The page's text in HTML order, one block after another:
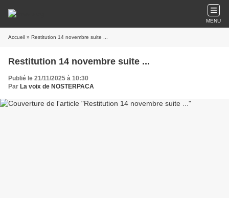
MENU
Accueil » Restitution 14 novembre suite ...
Restitution 14 novembre suite ...
Publié le 21/11/2025 à 10:30
Par La voix de NOSTERPACA